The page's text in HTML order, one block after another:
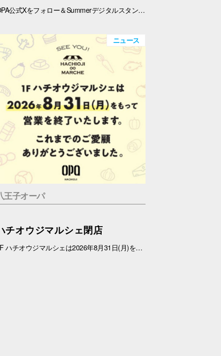
OPA公式Xをフォロー＆Summerデジタルスタンプラリーで撮影したARフォトを投稿して、OPA VIVRE FORUSアプリのショッピングチケットをゲットしよう！ ■ 景品 500円分のアプリショッピングチケットを2枚（計1,000円分）を抽選で20名さまにプレゼント！ ※税込2,000円で使える500円のショッピングチケットを2枚進呈します。 ■ 応募期間 2026年8月1日(土) ～ 8月30日(日) 23:59まで ※当選者には8月31日(月)以降にDMにてご連絡いたします。 ■ 応募方法 OPA公式X（@opa_vivre_forus）をフォロー Summerデジタルスタンプラリーに参加して、ARフォトを撮影 ハッシュタグ「#おぱんちゅうさぎOPA」「#おぱんちゅうさぎFORUS」「#おぱんちゅうさぎVIVRE」のいずれかをつけて、撮影したARフォトを投稿！ ■ ご注意・各種規約 【撮影・投稿に関する注意】 撮影の際は、周囲のお客さまの通行の妨げにならないようご注意ください。 店内での撮影の際は、各店舗のルールやご案内に沿ってお楽しみください。 ARフォトの撮影、投稿するARフォトは、他のお客さまの顔等が映らないようご配慮をお願いいたします。 危険な行為（階段や無理な姿勢など）はお控えください。 【個人情報・権利に関する注意】 ARフォトの撮影・投稿にあたっては、他のお客さまのプライバシーにご配慮いただき、顔等が写り込まないようお願いいたします。 他のお客さまや第三者が写る場合は、必ずご本人の許可を得たうえで投稿してください。 投稿写真に含まれる著作物（ポスター・商品デザイン等）についてもご配慮ください。 SNSの性質上、投稿された写真は他の利用者に保存・共有される場合がございます。ご理解のうえご参加いただけますと幸いです。 【SNS投稿ルール】 投稿内容が公序良俗に反する場合や、不適切と判断される場合は応募対象外となります。 非公開アカウントからの投稿は応募対象外となる場合がございます。 ハッシュタグや応募条件を満たしていない場合、抽選対象外となる場合がございます。 【キャンペーン関連】 賞品の内容は予告なく変更となる場合がございます。 投稿いただいた画像は、当選者の選定のみに使用し、その他の目的で使用することはございません。
ニュース
王子オーパ
チオウジマルシェ閉店
1F ハチオウジマルシェは2026年8月31日(月)をもちまして、営業を終了させていただきます。 これまでのご愛顧ありがとうございました。 また、1Fフロアにつきましては、今冬にリニューアルを予定しております。